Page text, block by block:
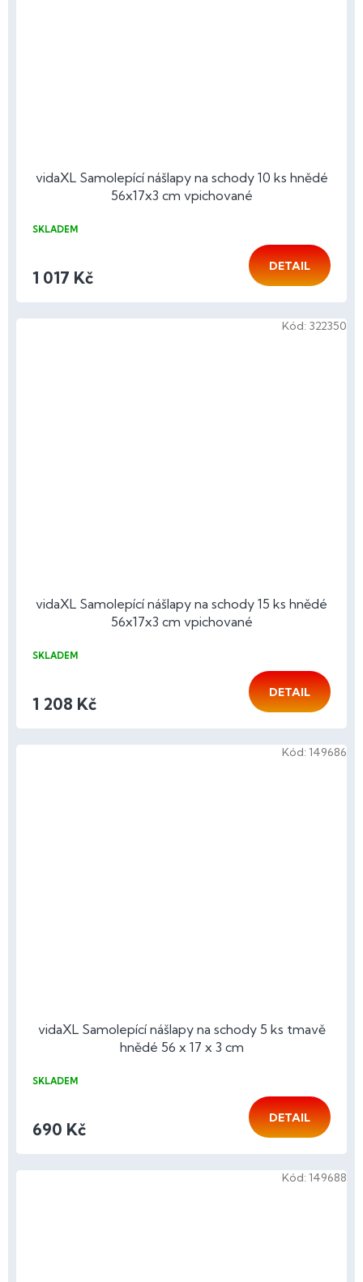
vidaXL Samolepící nášlapy na schody 10 ks hnědé
56x17x3 cm vpichované
SKLADEM
1 017 Kč
DETAIL
vidaXL Samolepící nášlapy na schody 15 ks hnědé
56x17x3 cm vpichované
SKLADEM
1 208 Kč
DETAIL
Kód: 322350
vidaXL Samolepící nášlapy na schody 5 ks tmavě
hnědé 56 x 17 x 3 cm
SKLADEM
690 Kč
DETAIL
Kód: 149686
Kód: 149688